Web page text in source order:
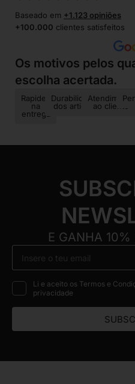
Baseado em +1.123 opiniões
+100.000 clientes satisfeitos
Os motivos pelos
escolha acertada.
Rapidez
na
entrega
Durabilidade
dos artigos
Atendimento
ao cliente
E GANHA 10%
Li e aceito os Termos e
privacidade